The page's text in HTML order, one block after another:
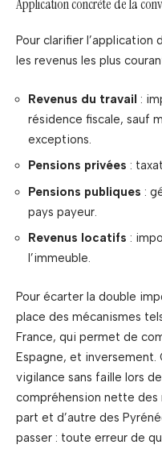
Application concrète de la
Pour clarifier
les revenus les plus
Revenus du travail :
résidence fiscale, sauf
exceptions.
Pensions privées :
Pensions publiques :
pays payeur.
Revenus locatifs :
l’immeuble.
Pour écarter la double
place des mécanismes
France, qui permet de
Espagne, et
vigilance sans faille lors
compréhension nette des
part et d’autre des
passer : toute erreur de